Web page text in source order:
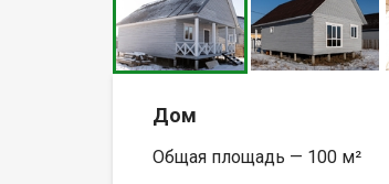
Дом
Общая площадь — 100 м²